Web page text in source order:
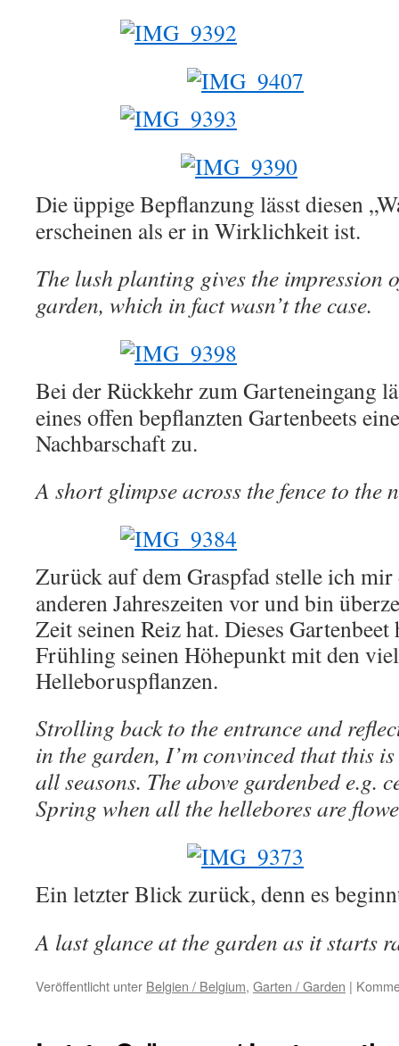
Die üppige Bepflanzung lässt diesen
erscheinen als er in Wirklichkeit ist.
The lush planting gives the impression
garden, which in fact wasn’t the case.
Bei der Rückkehr zum Garteneingang
eines offen bepflanzten Gartenbeets
Nachbarschaft zu.
A short glimpse across the fence to the
Zurück auf dem Graspfad stelle ich mir
anderen Jahreszeiten vor und bin
Zeit seinen Reiz hat. Dieses
Frühling seinen Höhepunkt mit den
Helleboruspflanzen.
Strolling back to the entrance and
in the garden, I’m convinced that this
all seasons. The above gardenbed e.g.
Spring when all the hellebores are
Ein letzter Blick zurück, denn es
A last glance at the garden as it starts
Veröffentlicht unter Belgien / Belgium, Garten / Garden |